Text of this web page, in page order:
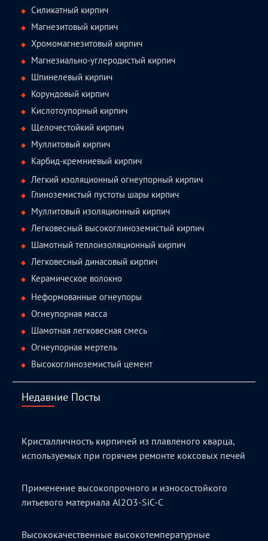
Силикатный кирпич
Магнезитовый кирпич
Хромомагнезитовый кирпич
Магнезиально-углеродистый кирпич
Шпинелевый кирпич
Корундовый кирпич
Кислотоупорный кирпич
Щелочестойкий кирпич
Муллитовый кирпич
Карбид-кремниевый кирпич
Легкий изоляционный огнеупорный кирпич
Глиноземистый пустоты шары кирпич
Муллитовый изоляционный кирпич
Легковесный высокоглиноземистый кирпич
Шамотный теплоизоляционный кирпич
Легковесный динасовый кирпич
Керамическое волокно
Неформованные огнеупоры
Огнеупорная масса
Шамотная легковесная смесь
Огнеупорная мертель
Высокоглиноземистый цемент
Недавние Посты
Кристалличность кирпичей из плавленого кварца,
используемых при горячем ремонте коксовых печей
Применение высокопрочного и износостойкого
литьевого материала Al2O3-SiC-C
Высококачественные высокотемпературные